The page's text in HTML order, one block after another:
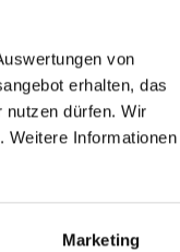
von
erhalten, das
dürfen. Wir
Weitere Informationen
Marketing